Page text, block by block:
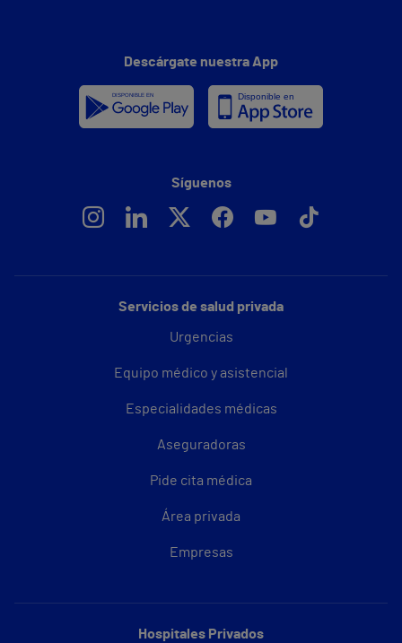
Servicios de salud privada
Urgencias
Equipo médico y asistencial
Especialidades médicas
Aseguradoras
Pide cita médica
Área privada
Empresas
Hospitales Privados
Descárgate nuestra App
Síguenos